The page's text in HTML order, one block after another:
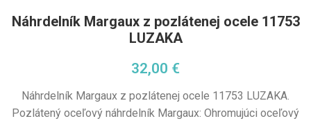
Náhrdelník Margaux z pozlátenej ocele 11753
LUZAKA
32,00 €
Náhrdelník Margaux z pozlátenej ocele 11753 LUZAKA.
Pozlátený oceľový náhrdelník Margaux: Ohromujúci oceľový